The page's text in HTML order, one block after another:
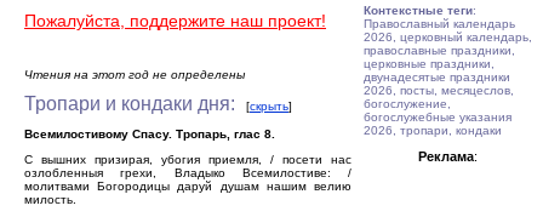
Пожалуйста, поддержите наш проект!
Чтения на этот год не определены
Тропари и кондаки дня: [скрыть]
Всемилостивому Спасу. Тропарь, глас 8.
С вышних призирая, убогия приемля, / посети нас
озлобленныя грехи, Владыко Всемилостиве: /
молитвами Богородицы даруй душам нашим велию
милость.
Контекстные теги:
Православный календарь
2026, церковный календарь,
православные праздники,
церковные праздники,
двунадесятые праздники
2026, посты, месяцеслов,
богослужение,
богослужебные указания
2026, тропари, кондаки
Реклама: